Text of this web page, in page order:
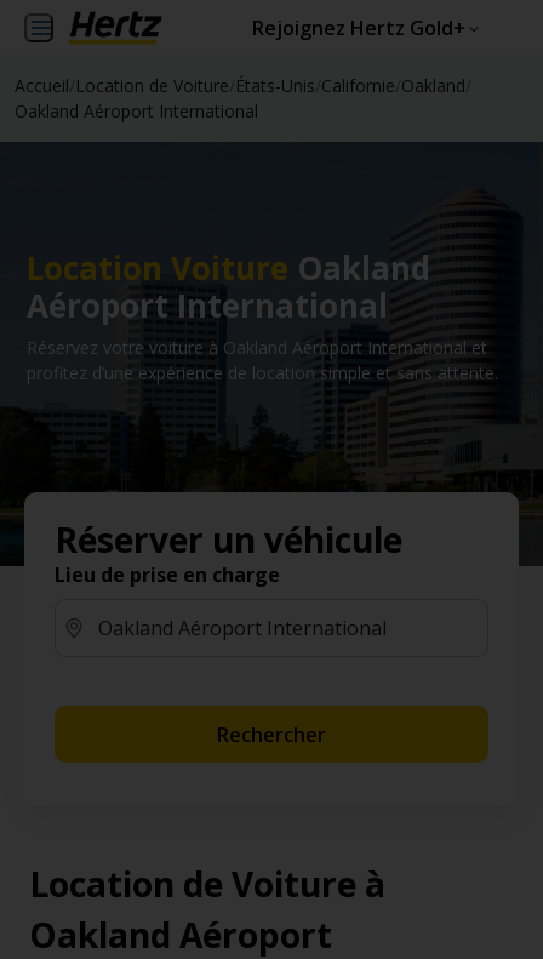
Rejoignez Hertz Gold+
Accueil Location de Voiture États-Unis Californie Oakland
Oakland Aéroport International
Location Voiture Oakland
Aéroport International
Réservez votre voiture à Oakland Aéroport International et
profitez d’une expérience de location simple et sans attente.
Réserver un véhicule
Lieu de prise en charge
Rechercher
Location de Voiture à
Oakland Aéroport